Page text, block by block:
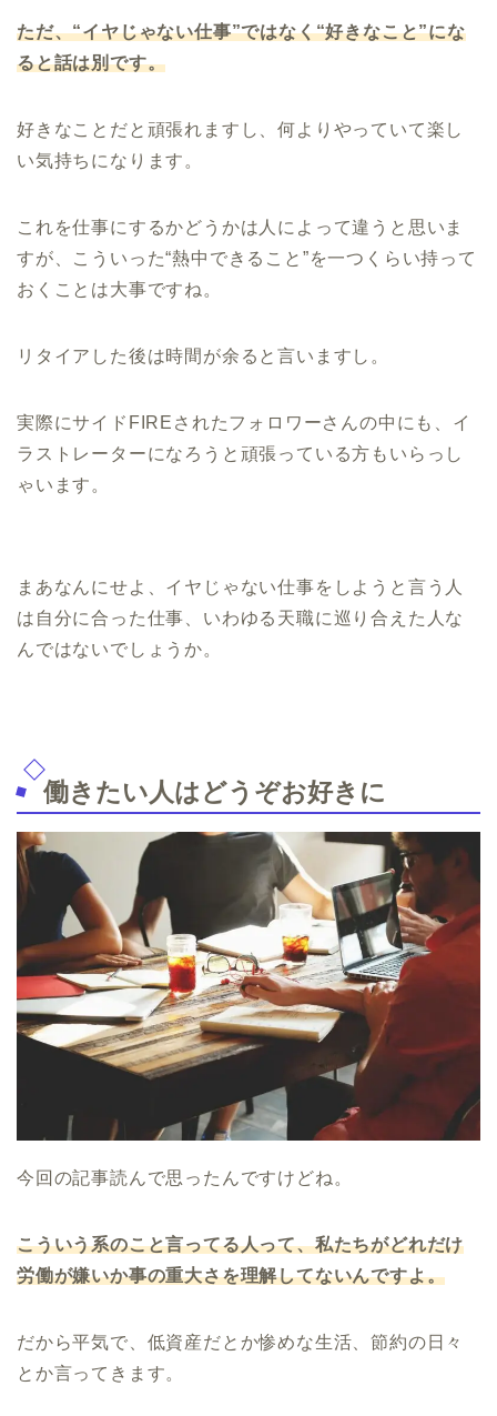
ただ、“イヤじゃない仕事”ではなく“好きなこと”にな
ると話は別です。
好きなことだと頑張れますし、何よりやっていて楽し
い気持ちになります。
これを仕事にするかどうかは人によって違うと思いま
すが、こういった“熱中できること”を一つくらい持って
おくことは大事ですね。
リタイアした後は時間が余ると言いますし。
実際にサイドFIREされたフォロワーさんの中にも、イ
ラストレーターになろうと頑張っている方もいらっし
ゃいます。
まあなんにせよ、イヤじゃない仕事をしようと言う人
は自分に合った仕事、いわゆる天職に巡り合えた人な
んではないでしょうか。
働きたい人はどうぞお好きに
今回の記事読んで思ったんですけどね。
こういう系のこと言ってる人って、私たちがどれだけ
労働が嫌いか事の重大さを理解してないんですよ。
だから平気で、低資産だとか惨めな生活、節約の日々
とか言ってきます。